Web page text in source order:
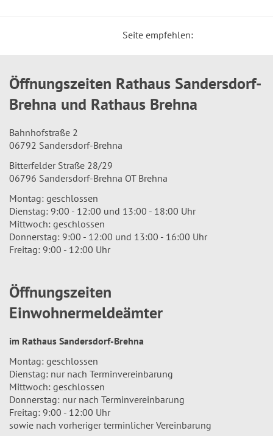
Seite empfehlen:
Öffnungszeiten Rathaus Sandersdorf-
Brehna und Rathaus Brehna
Bahnhofstraße 2
06792 Sandersdorf-Brehna
Bitterfelder Straße 28/29
06796 Sandersdorf-Brehna OT Brehna
Montag: geschlossen
Dienstag: 9:00 - 12:00 und 13:00 - 18:00 Uhr
Mittwoch: geschlossen
Donnerstag: 9:00 - 12:00 und 13:00 - 16:00 Uhr
Freitag: 9:00 - 12:00 Uhr
Öffnungszeiten
Einwohnermeldeämter
im Rathaus Sandersdorf-Brehna
Montag: geschlossen
Dienstag: nur nach Terminvereinbarung
Mittwoch: geschlossen
Donnerstag: nur nach Terminvereinbarung
Freitag: 9:00 - 12:00 Uhr
sowie nach vorheriger terminlicher Vereinbarung